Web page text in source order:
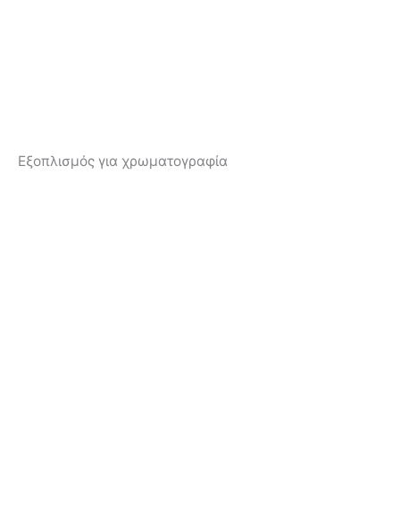
Εξοπλισμός για χρωματογραφία